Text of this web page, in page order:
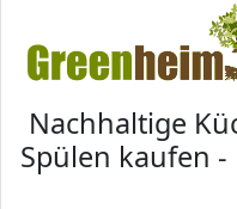
Nachhaltige
Spülen kaufen -